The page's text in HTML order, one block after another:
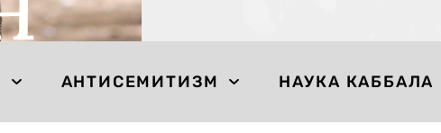
АНТИСЕМИТИЗМ НАУКА КАББАЛА